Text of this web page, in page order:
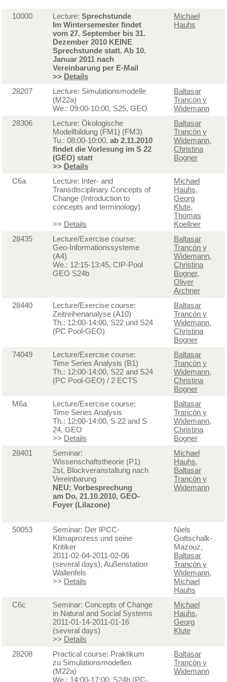
10000 Lecture: Sprechstunde
Im Wintersemester findet
vom 27. September bis 31.
Dezember 2010 KEINE
Sprechstunde statt. Ab 10.
Januar 2011 nach
Vereinbarung per E-Mail
>> Details
Michael
Hauhs
28207
Lecture: Simulationsmodelle
(M22a)
We.: 09:00-10:00, S25, GEO
Baltasar
Trancón y
Widemann
28306
Lecture: Ökologische
Modellbildung (FM1) (FM3)
Tu.: 08:00-10:00, ab 2.11.2010
findet die Vorlesung im S 22
(GEO) statt
>> Details
Baltasar
Trancón y
Widemann,
Christina
Bogner
C6a
Lecture: Inter- and
Transdisciplinary Concepts of
Change (Introduction to
concepts and terminology)
>> Details
Michael
Hauhs,
Georg
Klute,
Thomas
Koellner
28435
Lecture/Exercise course:
Geo-Informationssysteme
(A4)
We.: 12:15-13:45, CIP-Pool
GEO S24b
Baltasar
Trancón y
Widemann,
Christina
Bogner,
Oliver
Archner
28440
Lecture/Exercise course:
Zeitreihenanalyse (A10)
Th.: 12:00-14:00, S22 und S24
(PC Pool-GEO)
Baltasar
Trancón y
Widemann,
Christina
Bogner
74049
Lecture/Exercise course:
Time Series Analysis (B1)
Th.: 12:00-14:00, S22 and S24
(PC Pool-GEO) / 2 ECTS
Baltasar
Trancón y
Widemann,
Christina
Bogner
M6a
Lecture/Exercise course:
Time Series Analysis
Th.: 12:00-14:00, S 22 and S
24, GEO
>> Details
Baltasar
Trancón y
Widemann,
Christina
Bogner
28401
Seminar:
Wissenschaftstheorie (P1)
2st, Blockveranstaltung nach
Vereinbarung
NEU: Vorbesprechung
am Do, 21.10.2010, GEO-
Foyer (Lilazone)
Michael
Hauhs,
Baltasar
Trancón y
Widemann
50053
Seminar: Der IPCC-
Klimaprozess und seine
Kritiker
2011-02-04-2011-02-06
(several days), Außenstation
Wallenfels
>> Details
Niels
Gottschalk-
Mazouz,
Baltasar
Trancón y
Widemann,
Michael
Hauhs
C6c
Seminar: Concepts of Change
in Natural and Social Systems
2011-01-14-2011-01-16
(several days)
>> Details
Michael
Hauhs,
Georg
Klute
28208
Practical course: Praktikum
zu Simulationsmodellen
(M22a)
We.: 14:00-17:00, S24b (PC-
Baltasar
Trancón y
Widemann